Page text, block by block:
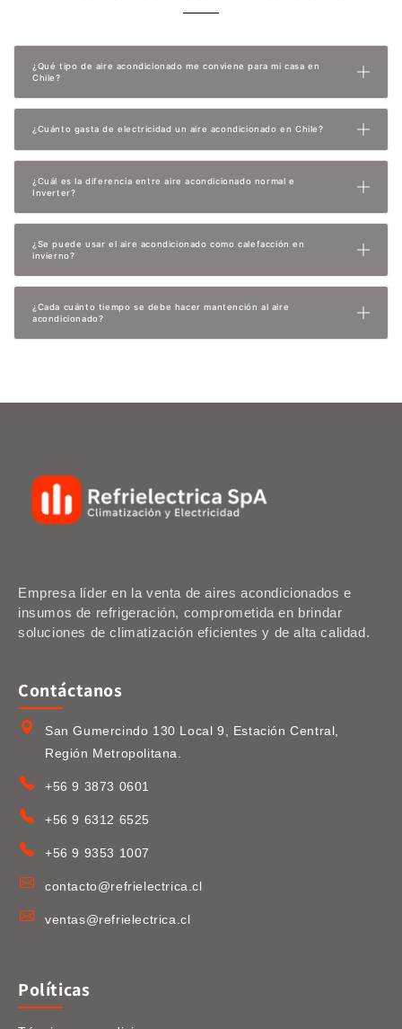
¿Qué tipo de aire acondicionado me conviene para mi casa en
Chile?
¿Cuánto gasta de electricidad un aire acondicionado en Chile?
¿Cuál es la diferencia entre aire acondicionado normal e
Inverter?
¿Se puede usar el aire acondicionado como calefacción en
invierno?
¿Cada cuánto tiempo se debe hacer mantención al aire
acondicionado?
Empresa líder en la venta de aires acondicionados e
insumos de refrigeración, comprometida en brindar
soluciones de climatización eficientes y de alta calidad.
Contáctanos
San Gumercindo 130 Local 9, Estación Central,
Región Metropolitana.
+56 9 3873 0601
+56 9 6312 6525
+56 9 9353 1007
contacto@refrielectrica.cl
ventas@refrielectrica.cl
Políticas